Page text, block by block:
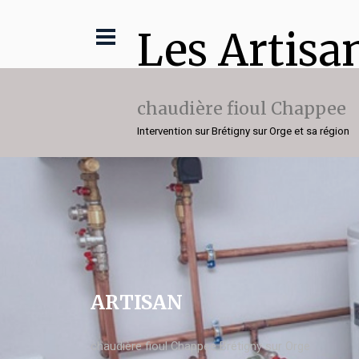
Les
chaudière fioul Chappee
Intervention sur Brétigny sur Orge et sa région
ARTISAN
chaudière fioul Chappee Brétigny sur Orge